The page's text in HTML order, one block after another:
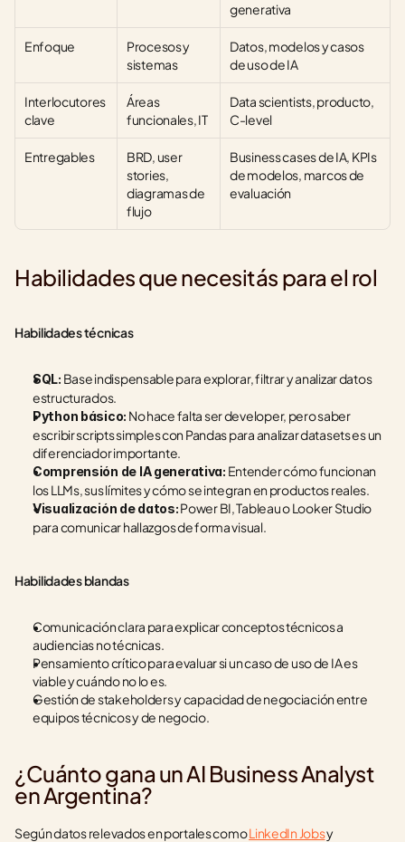
generativa
Enfoque
Procesos y
sistemas
Datos, modelos y casos
de uso de IA
Interlocutores
clave
Áreas
funcionales, IT
Data scientists, producto,
C-level
Entregables
BRD, user
stories,
diagramas de
flujo
Business cases de IA, KPIs
de modelos, marcos de
evaluación
Habilidades que necesitás para el rol
Habilidades técnicas
SQL: Base indispensable para explorar, filtrar y analizar datos
estructurados.
Python básico: No hace falta ser developer, pero saber
escribir scripts simples con Pandas para analizar datasets es un
diferenciador importante.
Comprensión de IA generativa: Entender cómo funcionan
los LLMs, sus límites y cómo se integran en productos reales.
Visualización de datos: Power BI, Tableau o Looker Studio
para comunicar hallazgos de forma visual.
Habilidades blandas
Comunicación clara para explicar conceptos técnicos a
audiencias no técnicas.
Pensamiento crítico para evaluar si un caso de uso de IA es
viable y cuándo no lo es.
Gestión de stakeholders y capacidad de negociación entre
equipos técnicos y de negocio.
¿Cuánto gana un AI Business Analyst
en Argentina?
Según datos relevados en portales como LinkedIn Jobs y